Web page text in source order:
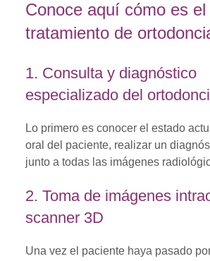
Conoce aquí cómo es el
tratamiento de
1. Consulta y diagnóstico
especializado del
Lo primero es conocer el estado
oral del paciente, realizar un
junto a todas las imágenes
2. Toma de imágenes
scanner 3D
Una vez el paciente haya pasado